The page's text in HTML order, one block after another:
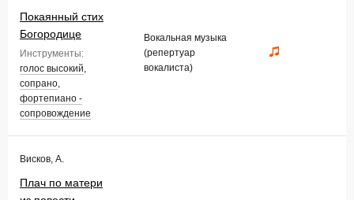
Покаянный стих
Богородице
Инструменты:
голос высокий,
сопрано,
фортепиано -
сопровождение
Вокальная музыка
(репертуар
вокалиста)
Висков, А.
Плач по матери